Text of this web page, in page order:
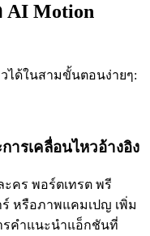
AI Motion
ได้ในสามขั้นตอนง่ายๆ:
รเคลื่อนไหวอ้างอิง
คร พอร์ตเทรต พรี
หรือภาพแคมเปญ เพิ่ม
รคำแนะนำแอ็กชันที่